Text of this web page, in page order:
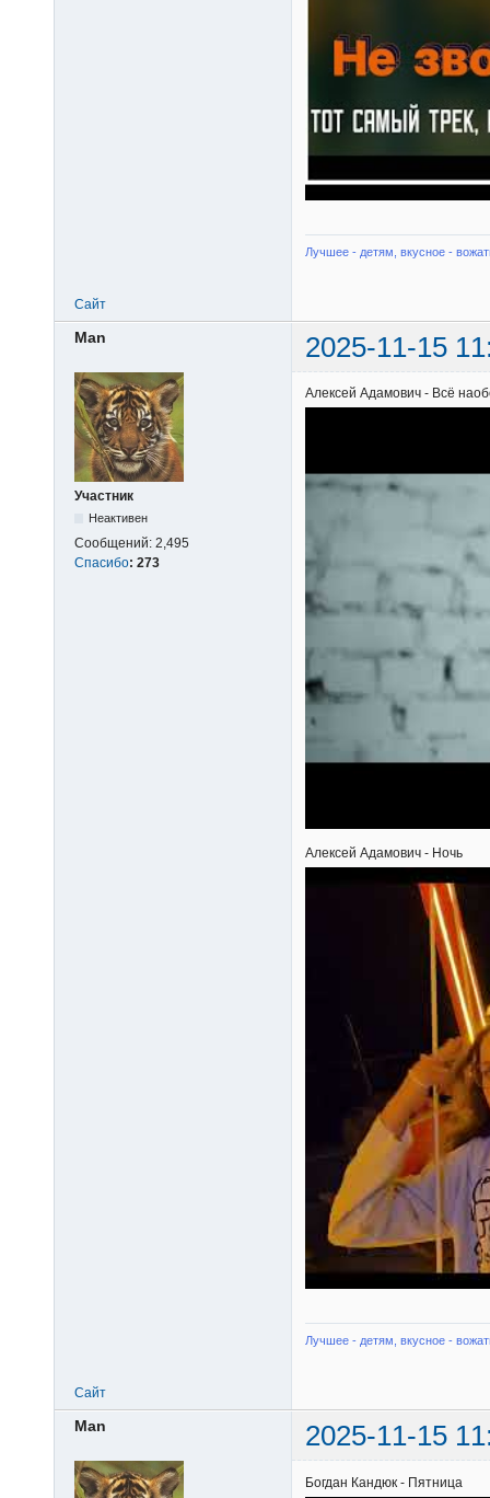
Лучшее - детям, вкусное -
Сайт
Man 2025-11-15
Участник
Неактивен
Сообщений: 2,495
Спасибо: 273
Алексей Адамович - Всё
Алексей Адамович - Ночь
Лучшее - детям, вкусное -
Сайт
Man 2025-11-15
Богдан Кандюк - Пятница